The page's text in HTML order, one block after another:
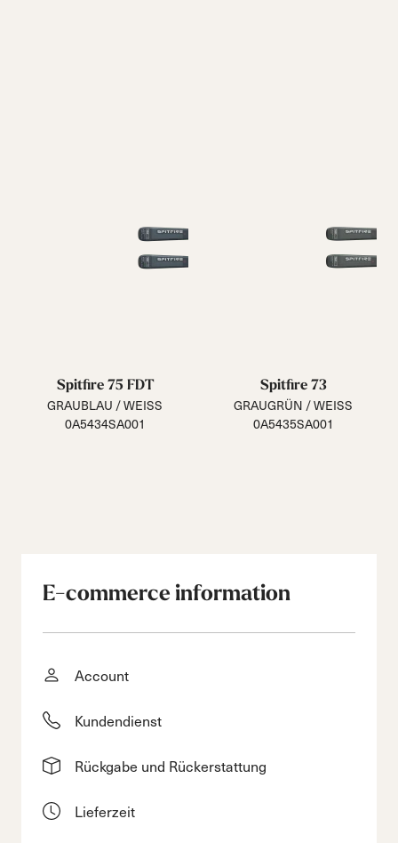
Spitfire 75 FDT
GRAUBLAU / WEISS
0A5434SA001
Spitfire 73
GRAUGRÜN / WEISS
0A5435SA001
E-commerce information
Account
Kundendienst
Rückgabe und Rückerstattung
Lieferzeit